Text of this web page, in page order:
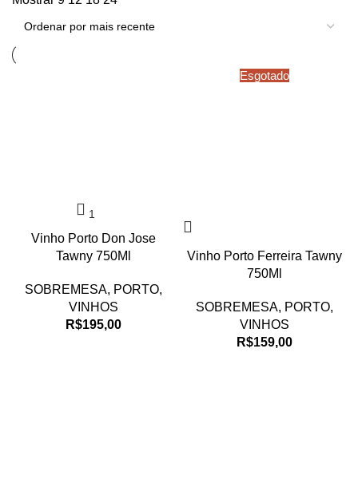
Vinho Porto Don Jose
Tawny 750Ml
SOBREMESA, PORTO,
VINHOS
R$195,00
Esgotado
Vinho Porto Ferreira Tawny
750Ml
SOBREMESA, PORTO,
VINHOS
R$159,00